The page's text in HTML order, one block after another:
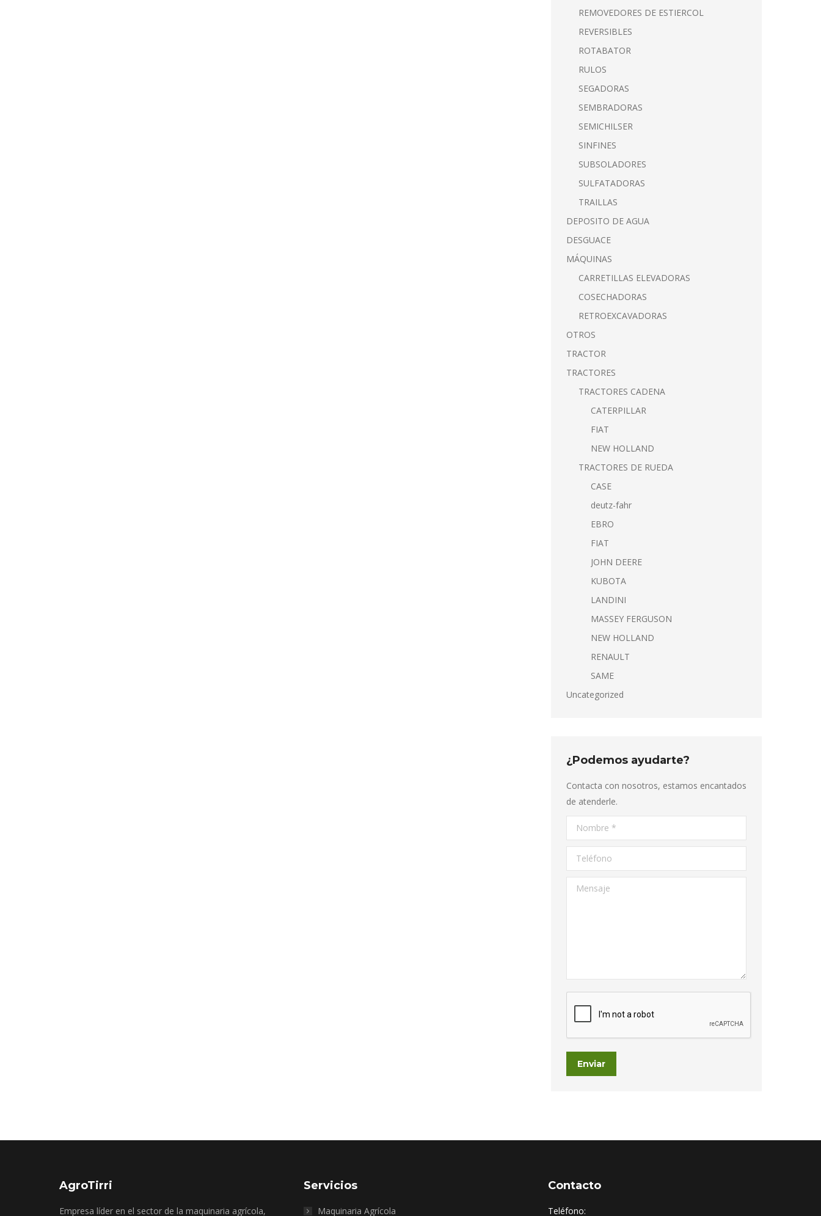
REMOVEDORES DE ESTIERCOL
REVERSIBLES
ROTABATOR
RULOS
SEGADORAS
SEMBRADORAS
SEMICHILSER
SINFINES
SUBSOLADORES
SULFATADORAS
TRAILLAS
DEPOSITO DE AGUA
DESGUACE
MÁQUINAS
CARRETILLAS ELEVADORAS
COSECHADORAS
RETROEXCAVADORAS
OTROS
TRACTOR
TRACTORES
TRACTORES CADENA
CATERPILLAR
FIAT
NEW HOLLAND
TRACTORES DE RUEDA
CASE
deutz-fahr
EBRO
FIAT
JOHN DEERE
KUBOTA
LANDINI
MASSEY FERGUSON
NEW HOLLAND
RENAULT
SAME
Uncategorized
¿Podemos ayudarte?
Contacta con nosotros, estamos encantados
de atenderle.
Nombre *
Teléfono
Mensaje
Enviar
AgroTirri
Empresa líder en el sector de la maquinaria agrícola,
Servicios
Maquinaria Agrícola
Contacto
Teléfono: